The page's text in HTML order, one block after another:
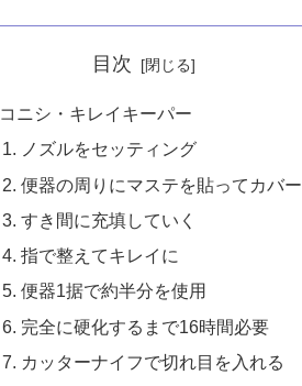
目次
コニシ・キレイキーパー
ノズルをセッティング
便器の周りにマステを貼ってカバー
すき間に充填していく
指で整えてキレイに
便器1据で約半分を使用
完全に硬化するまで16時間必要
カッターナイフで切れ目を入れる